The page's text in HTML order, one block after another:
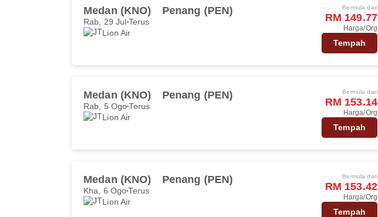
Medan (KNO) Penang (PEN)
Rab, 29 Jul Terus
Lion Air
Bermula dari
RM 149.77
Harga/Org
Tempah
Medan (KNO) Penang (PEN)
Rab, 5 OgoTerus
Lion Air
Bermula dari
RM 153.14
Harga/Org
Tempah
Medan (KNO) Penang (PEN)
Kha, 6 OgoTerus
Lion Air
Bermula dari
RM 153.42
Harga/Org
Tempah